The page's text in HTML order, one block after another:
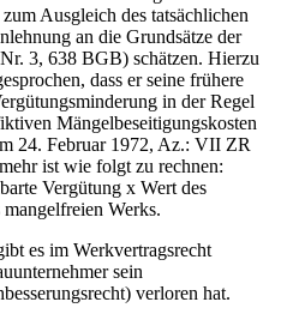
Ausgleich des tatsächlichen
an die Grundsätze der
3, 638 BGB) schätzen. Hierzu
dass er seine frühere
in der Regel
Mängelbeseitigungskosten
24. Februar 1972, Az.: VII ZR
ist wie folgt zu rechnen:
Vergütung x Wert des
Werks.
es im Werkvertragsrecht
sein
verloren hat.